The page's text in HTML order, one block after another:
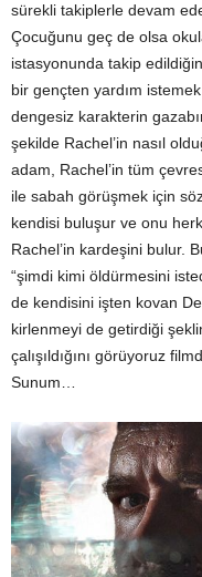
sürekli takiplerle devam
Çocuğunu geç de olsa
istasyonunda takip
bir gençten yardım
dengesiz karakterin
şekilde Rachel’in nasıl
adam, Rachel’in tüm
ile sabah görüşmek için
kendisi buluşur ve onu
Rachel’in kardeşini bulur.
“şimdi kimi öldürmesini
de kendisini işten kovan
kirlenmeyi de getirdiği
çalışıldığını görüyoruz
Sunum…